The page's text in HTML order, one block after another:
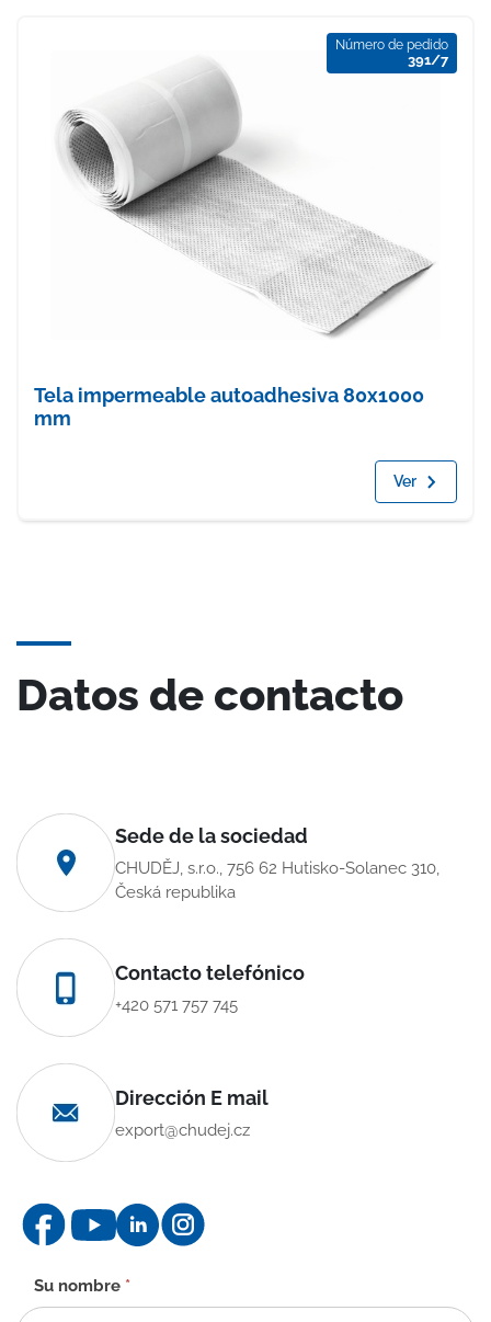
Número de pedido
391/7
Tela impermeable autoadhesiva 80x1000
mm
Ver
Datos de contacto
Sede de la sociedad
CHUDĚJ, s.r.o., 756 62 Hutisko-Solanec 310,
Česká republika
Contacto telefónico
+420 571 757 745
Dirección E mail
export@chudej.cz
Formulario
de
Su nombre *